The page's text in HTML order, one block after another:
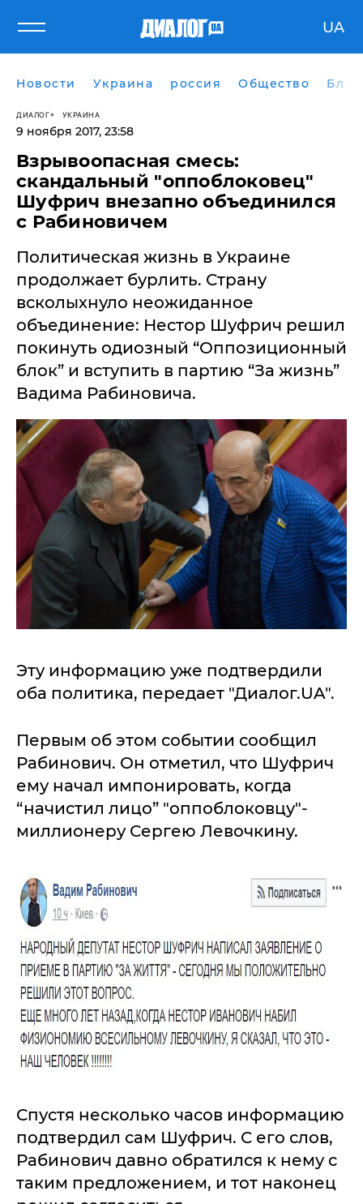
UA
Новости Украина россия Общество
ДИАЛОГ УКРАИНА
9 ноября 2017, 23:58
​Взрывоопасная смесь:
скандальный "оппоблоковец"
Шуфрич внезапно объединился
с Рабиновичем
Политическая жизнь в Украине
продолжает бурлить. Страну
всколыхнуло неожиданное
объединение: Нестор Шуфрич решил
покинуть одиозный “Оппозиционный
блок” и вступить в партию “За жизнь”
Вадима Рабиновича.
Эту информацию уже подтвердили
оба политика, передает "Диалог.UA".
Первым об этом событии сообщил
Рабинович. Он отметил, что Шуфрич
ему начал импонировать, когда
“начистил лицо” "оппоблоковцу"-
миллионеру Сергею Левочкину.
Спустя несколько часов информацию
подтвердил сам Шуфрич. С его слов,
Рабинович давно обратился к нему с
таким предложением, и тот наконец